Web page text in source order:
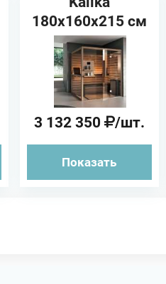
180x160x215 см
HAFRO Сауна (в
нишу)
3 132 350 /шт.
Показать